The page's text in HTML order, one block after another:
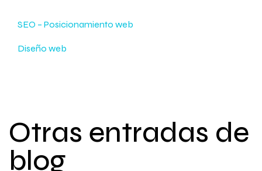
SEO – Posicionamiento web
Diseño web
Otras entradas de
blog